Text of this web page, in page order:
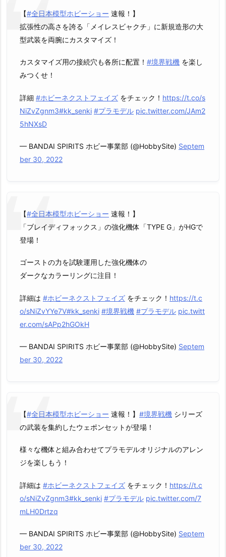
【#全日本模型ホビーショー 速報！】
拡張性の高さを誇る「メイレスビャクチ」に新規造形の大
型武装を両腕にカスタマイズ！
カスタマイズ用の接続穴も各所に配置！ #境界戦機 を楽し
みつくせ！
詳細 #ホビーネクストフェイズ をチェック！ https://t.co/s
NiZvZgnm3#kk_senki #プラモデル pic.twitter.com/JAm2
5hNXsD
— BANDAI SPIRITS ホビー事業部 (@HobbySite) Septem
ber 30, 2022
【#全日本模型ホビーショー 速報！】
「ブレイディフォックス」の強化機体「TYPE G」がHGで
登場！
ゴーストの力を試験運用した強化機体の
ダークなカラーリングに注目！
詳細は #ホビーネクストフェイズ をチェック！ https://t.c
o/sNiZvYYe7V#kk_senki #境界戦機 #プラモデル pic.twitt
er.com/sAPp2hGOkH
— BANDAI SPIRITS ホビー事業部 (@HobbySite) Septem
ber 30, 2022
【#全日本模型ホビーショー 速報！】 #境界戦機 シリーズ
の武装を集約したウェポンセットが登場！
様々な機体と組み合わせてプラモデルオリジナルのアレン
ジを楽しもう！
詳細は #ホビーネクストフェイズ をチェック！ https://t.c
o/sNiZvZgnm3#kk_senki #プラモデル pic.twitter.com/7
mLH0Drtzq
— BANDAI SPIRITS ホビー事業部 (@HobbySite) Septem
ber 30, 2022